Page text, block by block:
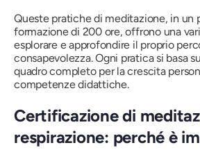
Queste pratiche di meditazione, in un
formazione di 200 ore, offrono una
esplorare e approfondire il proprio
consapevolezza. Ogni pratica si basa
quadro completo per la crescita
competenze didattiche.
Certificazione di
respirazione: perché è